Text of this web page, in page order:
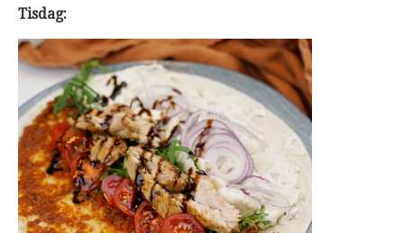
Tisdag: